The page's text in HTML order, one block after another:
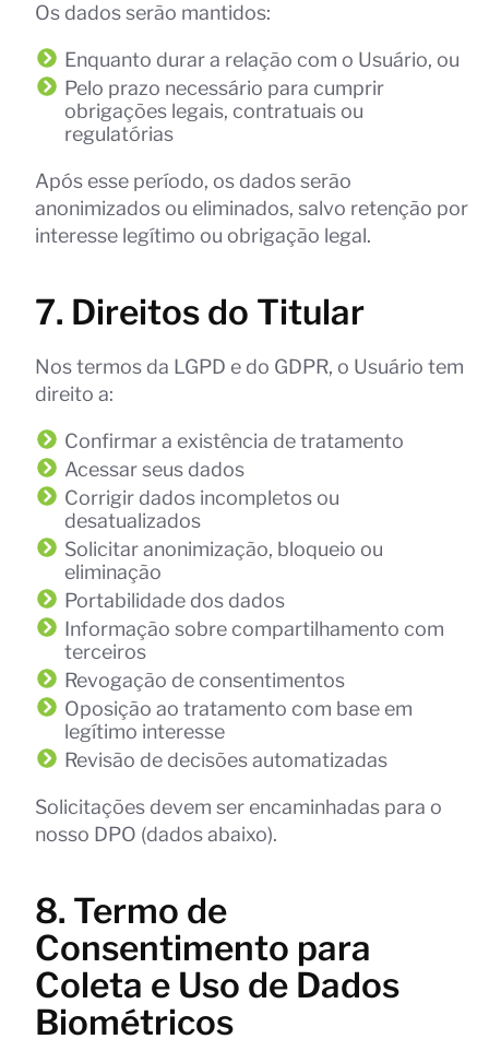
Os dados serão mantidos:
Enquanto durar a relação com o Usuário, ou
Pelo prazo necessário para cumprir
obrigações legais, contratuais ou
regulatórias
Após esse período, os dados serão
anonimizados ou eliminados, salvo retenção por
interesse legítimo ou obrigação legal.
7. Direitos do Titular
Nos termos da LGPD e do GDPR, o Usuário tem
direito a:
Confirmar a existência de tratamento
Acessar seus dados
Corrigir dados incompletos ou
desatualizados
Solicitar anonimização, bloqueio ou
eliminação
Portabilidade dos dados
Informação sobre compartilhamento com
terceiros
Revogação de consentimentos
Oposição ao tratamento com base em
legítimo interesse
Revisão de decisões automatizadas
Solicitações devem ser encaminhadas para o
nosso DPO (dados abaixo).
8. Termo de
Consentimento para
Coleta e Uso de Dados
Biométricos